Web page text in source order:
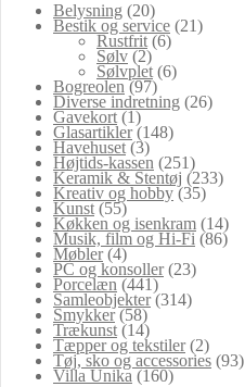
Belysning (20)
Bestik og service (21)
Rustfrit (6)
Sølv (2)
Sølvplet (6)
Bogreolen (97)
Diverse indretning (26)
Gavekort (1)
Glasartikler (148)
Havehuset (3)
Højtids-kassen (251)
Keramik & Stentøj (233)
Kreativ og hobby (35)
Kunst (55)
Køkken og isenkram (14)
Musik, film og Hi-Fi (86)
Møbler (4)
PC og konsoller (23)
Porcelæn (441)
Samleobjekter (314)
Smykker (58)
Trækunst (14)
Tæpper og tekstiler (2)
Tøj, sko og accessories (93)
Villa Unika (160)